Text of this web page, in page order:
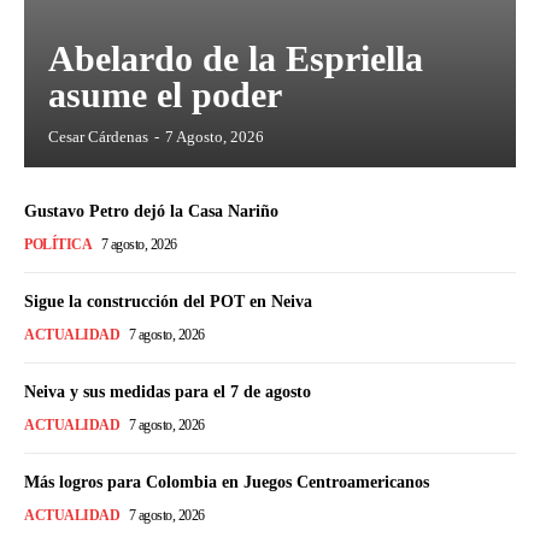
Abelardo de la Espriella
asume el poder
Cesar Cárdenas - 7 Agosto, 2026
Gustavo Petro dejó la Casa Nariño
POLÍTICA 7 agosto, 2026
Sigue la construcción del POT en Neiva
ACTUALIDAD 7 agosto, 2026
Neiva y sus medidas para el 7 de agosto
ACTUALIDAD 7 agosto, 2026
Más logros para Colombia en Juegos Centroamericanos
ACTUALIDAD 7 agosto, 2026